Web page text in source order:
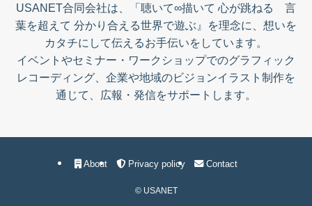
USANET合同会社は、「聴いて∞描いて 心が跳ねる 言
葉を超えて 分かり合える世界で遊ぶ』を理念に、想いを
カタチにして伝えるお手伝いをしています。
イベントやセミナー・ワークショップでのグラフィック
レコーディング、企業や地域のビジョンイラスト制作を
通じて、広報・発信をサポートします。
About Privacy policy Contact
©USANET